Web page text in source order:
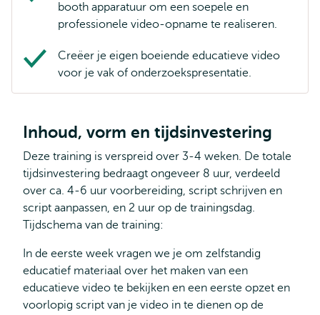
booth apparatuur om een soepele en
professionele video-opname te realiseren.
Creëer je eigen boeiende educatieve video
voor je vak of onderzoekspresentatie.
Inhoud, vorm en tijdsinvestering
Deze training is verspreid over 3-4 weken. De totale
tijdsinvestering bedraagt ongeveer 8 uur, verdeeld
over ca. 4-6 uur voorbereiding, script schrijven en
script aanpassen, en 2 uur op de trainingsdag.
Tijdschema van de training:
In de eerste week vragen we je om zelfstandig
educatief materiaal over het maken van een
educatieve video te bekijken en een eerste opzet en
voorlopig script van je video in te dienen op de